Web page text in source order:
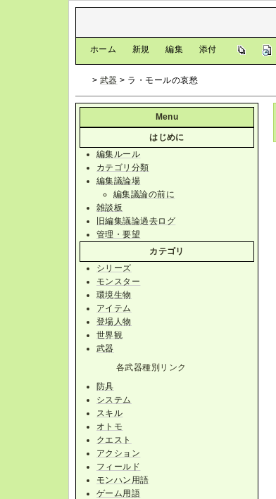
ホーム 新規 編集 添付
> 武器 > ラ・モールの哀愁
Menu
はじめに
編集ルール
カテゴリ分類
編集議論場
編集議論の前に
雑談板
旧編集議論過去ログ
管理・要望
カテゴリ
シリーズ
モンスター
環境生物
アイテム
登場人物
世界観
武器
各武器種別リンク
防具
システム
スキル
オトモ
クエスト
アクション
フィールド
モンハン用語
ゲーム用語